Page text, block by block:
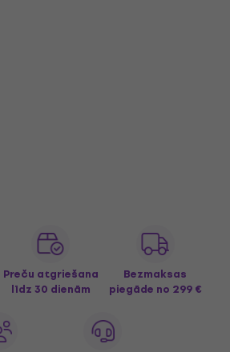
Preču atgriešana
līdz 30 dienām
Bezmaksas
piegāde no 299 €